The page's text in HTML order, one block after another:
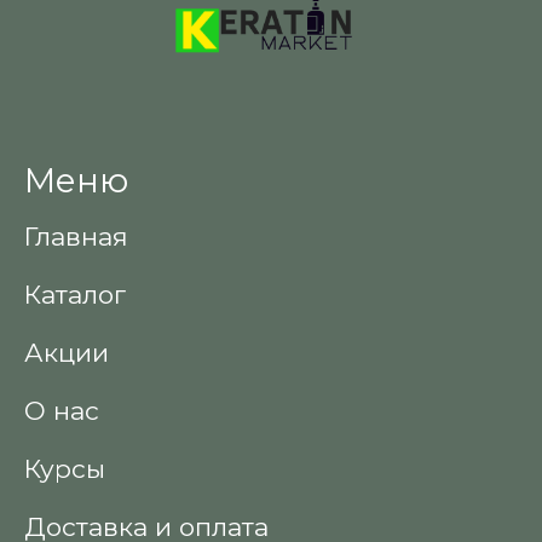
Меню
Главная
Каталог
Акции
О нас
Курсы
Доставка и оплата